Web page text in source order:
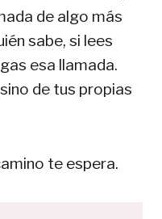
de algo más
sabe, si lees
esa llamada.
de tus propias
te espera.